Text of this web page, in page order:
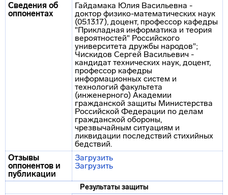
Сведения об
оппонентах
Гайдамака Юлия Васильевна -
доктор физико-математических наук
(05.13.17), доцент, профессор кафедры
"Прикладная информатика и теория
вероятностей" Российского
университета дружбы народов";
Чискидов Сергей Васильевич -
кандидат технических наук, доцент,
профессор кафедры
информационных систем и
технологий факультета
(инженерного) Академии
гражданской защиты Министерства
Российской Федерации по делам
гражданской обороны,
чрезвычайным ситуациям и
ликвидации последствий стихийных
бедствий.
Отзывы
оппонентов и
публикации
Загрузить
Загрузить
Результаты защиты